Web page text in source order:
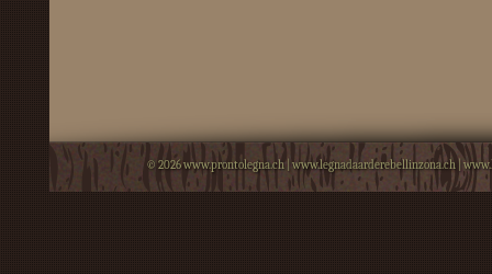
© 2026www.prontolegna.ch| www.legnadaarderebellinzona.ch|